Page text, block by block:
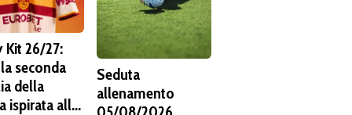
Kit 26/27:
seconda
della
ispirata alla
Seduta
allenamento